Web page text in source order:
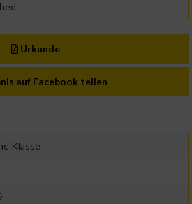
Urkunde
auf Facebook teilen
Klasse